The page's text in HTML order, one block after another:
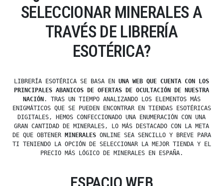
SELECCIONAR MINERALES A
TRAVÉS DE LIBRERÍA
ESOTÉRICA?
LIBRERÍA ESOTÉRICA SE BASA EN UNA WEB QUE CUENTA CON LOS
PRINCIPALES ABANICOS DE OFERTAS DE OCULTACIÓN DE NUESTRA
NACIÓN . TRAS UN TIEMPO ANALIZANDO LOS ELEMENTOS MÁS
ENIGMÁTICOS QUE SE PUEDEN ENCONTRAR EN TIENDAS ESOTÉRICAS
DIGITALES, HEMOS CONFECCIONADO UNA ENUMERACIÓN CON UNA
GRAN CANTIDAD DE MINERALES, LO MÁS DESTACADO CON LA META
DE QUE OBTENER
MINERALESONLINE SEA SENCILLO Y BREVE PARA
TI TENIENDO LA OPCIÓN DE SELECCIONAR LA MEJOR TIENDA Y EL
PRECIO MÁS LÓGICO DE MINERALES EN ESPAÑA.